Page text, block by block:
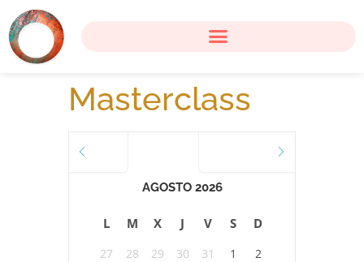
Masterclass
AGOSTO 2026
L M X J V S D
27 28 29 30 31 1
2